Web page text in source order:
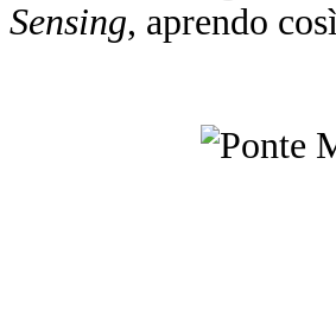
Sensing, aprendo